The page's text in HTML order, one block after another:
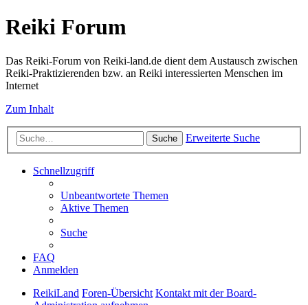
Reiki Forum
Das Reiki-Forum von Reiki-land.de dient dem Austausch zwischen
Reiki-Praktizierenden bzw. an Reiki interessierten Menschen im
Internet
Zum Inhalt
Suche Erweiterte Suche
Schnellzugriff
Unbeantwortete Themen
Aktive Themen
Suche
FAQ
Anmelden
ReikiLand Foren-Übersicht Kontakt mit der Board-